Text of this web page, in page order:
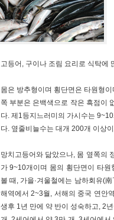
고등어, 구이나 조림 요리로 식탁에
몸은 방추형이며 횡단면은 타원형
쪽 부분은 은백색으로 작은 흑점이
다. 제1등지느러미의 가시수는
다. 옆줄비늘수는 대개 200개 이상
망치고등어와 닮았으나, 몸 옆쪽의
가 9~10개이며 몸의 횡단면이 타
볼 때, 가을·겨울철에는 남하회유(
해역에서 2~3월, 서해의 중국 연안
생후 1년 만에 약 반이 성숙하고, 2